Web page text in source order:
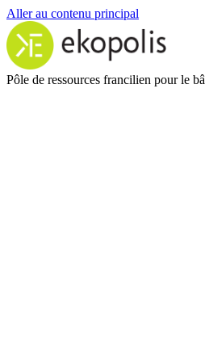
Aller au contenu principal
Pôle de ressources francilien pour le